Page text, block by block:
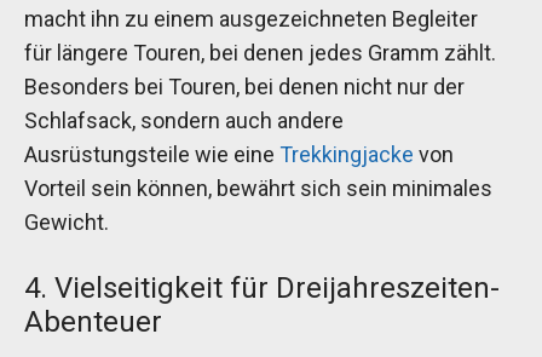
macht ihn zu einem ausgezeichneten Begleiter
für längere Touren, bei denen jedes Gramm zählt.
Besonders bei Touren, bei denen nicht nur der
Schlafsack, sondern auch andere
Ausrüstungsteile wie eine Trekkingjacke von
Vorteil sein können, bewährt sich sein minimales
Gewicht.
4. Vielseitigkeit für Dreijahreszeiten-
Abenteuer